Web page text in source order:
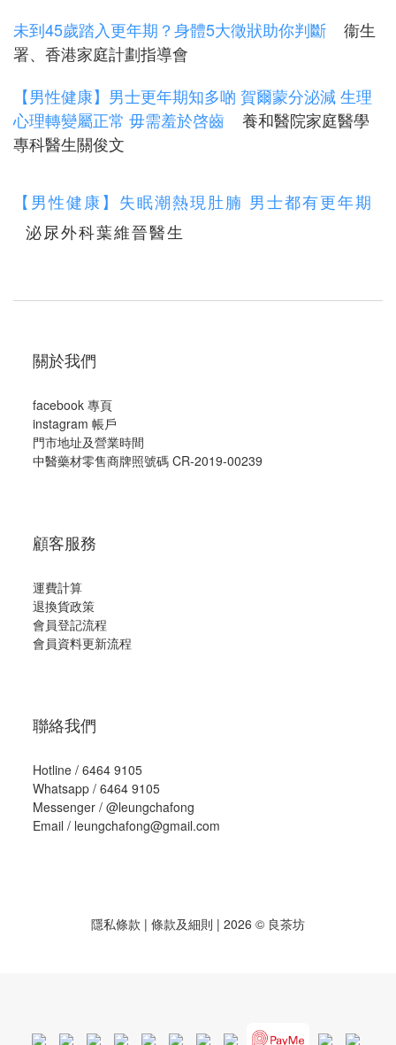
未到45歲踏入更年期？身體5大徵狀助你判斷 衞生
署、香港家庭計劃指導會
【男性健康】男士更年期知多啲 賀爾蒙分泌減 生理
心理轉變屬正常 毋需羞於啓齒
養和醫院家庭醫學
專科醫生關俊文
【男性健康】失眠潮熱現肚腩 男士都有更年期
泌尿外科葉維晉醫生
關於我們
facebook 專頁
instagram 帳戶
門市地址及營業時間
中醫藥材零售商牌照號碼 CR-2019-00239
顧客服務
運費計算
退換貨政策
會員登記流程
會員資料更新流程
聯絡我們
Hotline / 6464 9105
Whatsapp / 6464 9105
Messenger / @leungchafong
Email / leungchafong@gmail.com
隱私條款 | 條款及細則 | 2026 © 良茶坊